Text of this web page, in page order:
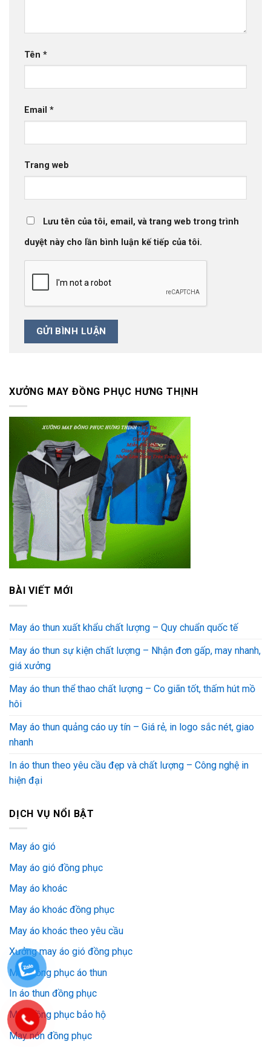
Tên *
Email *
Trang web
Lưu tên của tôi, email, và trang web trong trình
duyệt này cho lần bình luận kế tiếp của tôi.
XƯỞNG MAY ĐỒNG PHỤC HƯNG THỊNH
BÀI VIẾT MỚI
May áo thun xuất khẩu chất lượng – Quy chuẩn quốc tế
May áo thun sự kiện chất lượng – Nhận đơn gấp, may nhanh,
giá xưởng
May áo thun thể thao chất lượng – Co giãn tốt, thấm hút mồ
hôi
May áo thun quảng cáo uy tín – Giá rẻ, in logo sắc nét, giao
nhanh
In áo thun theo yêu cầu đẹp và chất lượng – Công nghệ in
hiện đại
DỊCH VỤ NỔI BẬT
May áo gió
May áo gió đồng phục
May áo khoác
May áo khoác đồng phục
May áo khoác theo yêu cầu
Xưởng may áo gió đồng phục
May đồng phục áo thun
In áo thun đồng phục
May đồng phục bảo hộ
May nón đồng phục